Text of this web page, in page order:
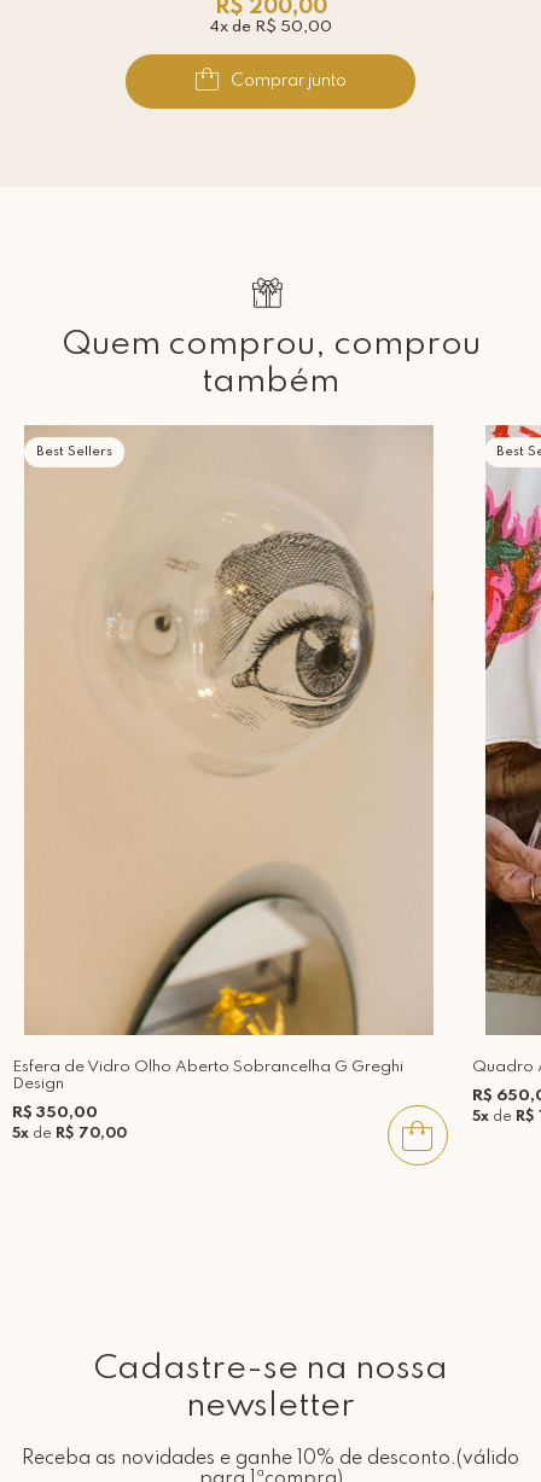
R$ 200,00
4x de R$ 50,00
Comprar junto
Quem comprou, comprou
também
Best Sellers
Esfera de Vidro Olho Aberto Sobrancelha G Greghi
Design
R$ 350,00
5x de R$ 70,00
Best
Quadro
R$
5xde R$
Cadastre-se na nossa
newsletter
Receba as novidades e ganhe 10% de desconto.(válido